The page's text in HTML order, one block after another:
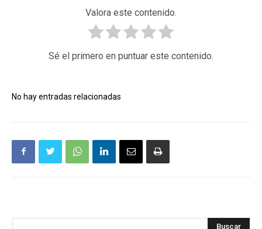
Valora este contenido.
Sé el primero en puntuar este contenido.
No hay entradas relacionadas
Buscar